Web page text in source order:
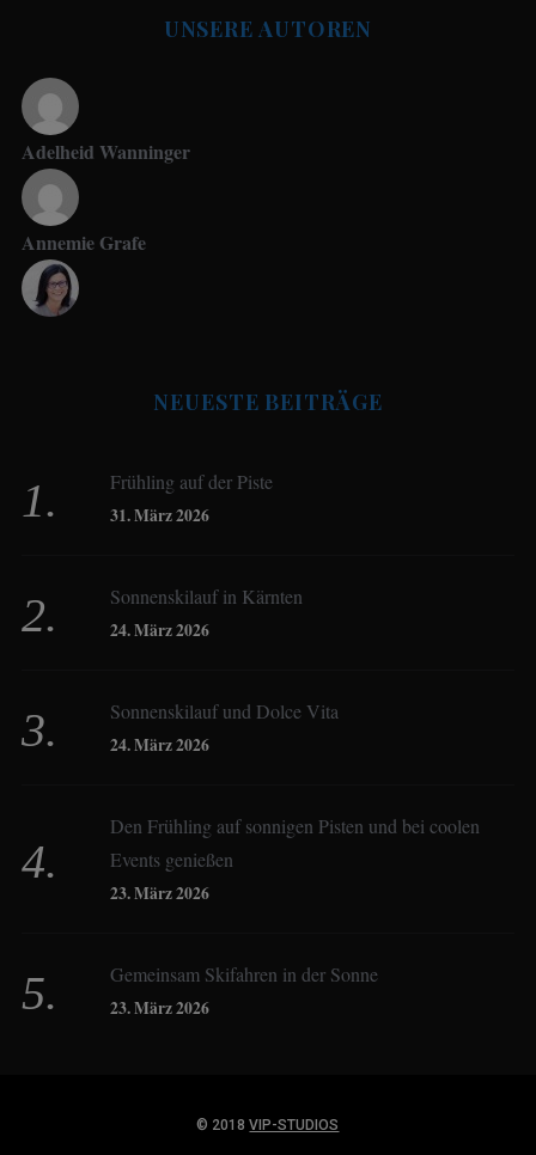
UNSERE AUTOREN
Adelheid Wanninger
Annemie Grafe
Birgit Werner
Christoph Schrahe
Derk Hoberg
Dominique Schroller
NEUESTE BEITRÄGE
Frühling auf der Piste
31. März 2026
Sonnenskilauf in Kärnten
24. März 2026
Sonnenskilauf und Dolce Vita
24. März 2026
Den Frühling auf sonnigen Pisten und bei coolen
Events genießen
23. März 2026
Gemeinsam Skifahren in der Sonne
23. März 2026
© 2018VIP-STUDIOS